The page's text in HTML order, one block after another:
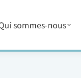
sommes-nous